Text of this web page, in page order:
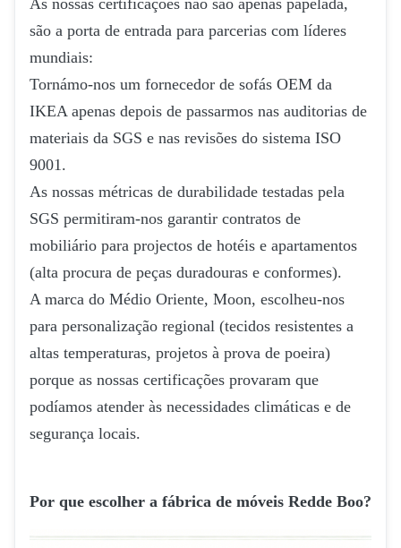
As nossas certificações não são apenas papelada,
são a porta de entrada para parcerias com líderes
mundiais:
Tornámo-nos um fornecedor de sofás OEM da
IKEA apenas depois de passarmos nas auditorias de
materiais da SGS e nas revisões do sistema ISO
9001.
As nossas métricas de durabilidade testadas pela
SGS permitiram-nos garantir contratos de
mobiliário para projectos de hotéis e apartamentos
(alta procura de peças duradouras e conformes).
A marca do Médio Oriente, Moon, escolheu-nos
para personalização regional (tecidos resistentes a
altas temperaturas, projetos à prova de poeira)
porque as nossas certificações provaram que
podíamos atender às necessidades climáticas e de
segurança locais.
Por que escolher a fábrica de móveis Redde Boo?